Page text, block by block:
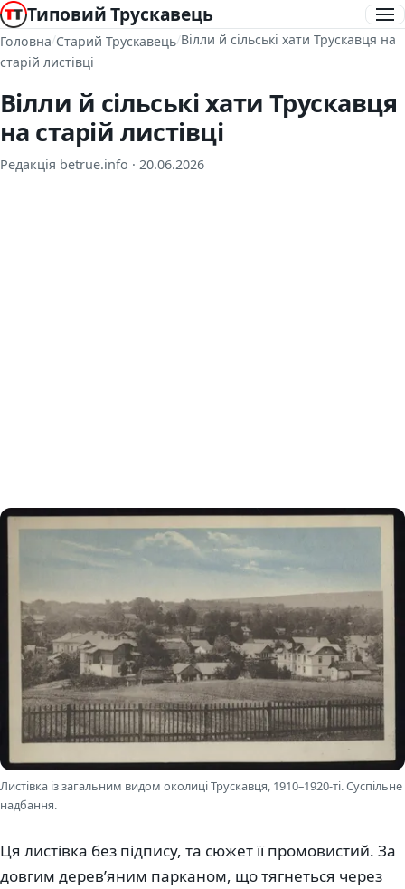
Типовий Трускавець
Головна/Старий Трускавець/Вілли й сільські хати Трускавця на
старій листівці
Вілли й сільські хати Трускавця
на старій листівці
Редакція betrue.info · 20.06.2026
Листівка із загальним видом околиці Трускавця, 1910–1920-ті. Суспільне
надбання.
Ця листівка без підпису, та сюжет її промовистий. За
довгим дерев’яним парканом, що тягнеться через